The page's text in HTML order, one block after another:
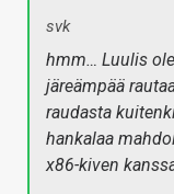
svk
hmm… Luulis
järeämpää
raudasta
hankalaa
x86-kiven